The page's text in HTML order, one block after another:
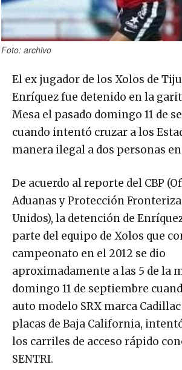
Foto: archivo
El ex jugador de los Xolos de
Enríquez fue detenido en la
Mesa el pasado domingo 11 de
cuando intentó cruzar a los
manera ilegal a dos personas
De acuerdo al reporte del CBP
Aduanas y Protección Fronteriza
Unidos), la detención de
parte del equipo de Xolos que
campeonato en el 2012 se dio
aproximadamente a las 5 de la
domingo 11 de septiembre
auto modelo SRX marca
placas de Baja California,
los carriles de acceso rápido
SENTRI.